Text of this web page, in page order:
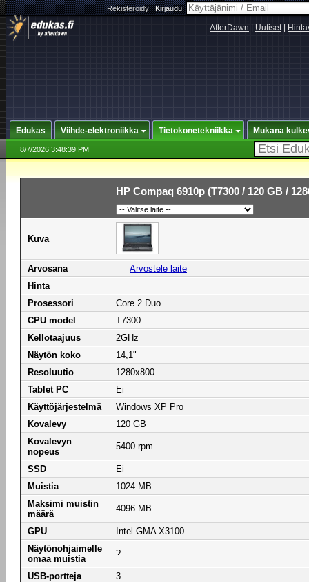
Rekisteröidy|Kirjaudu:
AfterDawn Uutiset|
Edukas Viihde-elektroniikka Tietokonetekniikka Mukana
8/7/2026 3:48:39 PM
HP Compaq 6910p (T7300 / 120 GB /
Kuva
Arvosana
Arvostele laite
Hinta
Prosessori
Core 2 Duo
CPU model
T7300
Kellotaajuus
2GHz
Näytön koko
14,1"
Resoluutio
1280x800
Tablet PC
Ei
Käyttöjärjestelmä
Windows XP Pro
Kovalevy
120 GB
Kovalevyn
nopeus
5400 rpm
SSD
Ei
Muistia
1024 MB
Maksimi muistin
määrä
4096 MB
GPU
Intel GMA X3100
Näytönohjaimelle
omaa muistia
?
USB-portteja
3